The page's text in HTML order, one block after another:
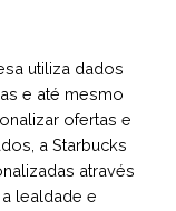
utiliza dados
e até mesmo
ofertas e
a Starbucks
através
lealdade e